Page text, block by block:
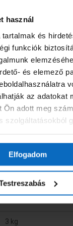
használ
és
funkciók
és elemező
az adatokat
Ön adott meg
szolgáltatásokból
Elfogadom
felhasználás:
nyomású (<200
szerszám
(4,5-6m2/l).
keverni.
Átfestési idő: kb. 24
3 kg